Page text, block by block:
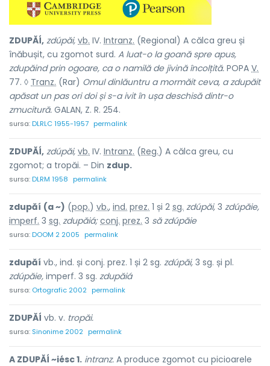
ZDUPĂÍ, zdúpăi, vb. IV. Intranz. (Regional) A călca greu și
înăbușit, cu zgomot surd. A luat-o la goană spre apus,
zdupăind prin ogoare, ca o namilă de jivină încolțită. POPA V.
77. ◊ Tranz. (Rar) Omul dinlăuntru a mormăit ceva, a zdupăit
apăsat un pas ori doi și s-a ivit în ușa deschisă dintr-o
zmucitură. GALAN, Z. R. 254.
sursa:DLRLC 1955-1957 permalink
ZDUPĂÍ, zdúpăi, vb. IV. Intranz. (Reg.) A călca greu, cu
zgomot; a tropăi. – Din zdup.
sursa:DLRM 1958 permalink
zdupăí (a ~) (pop.) vb., ind. prez. 1 și 2 sg. zdúpăi, 3 zdúpăie,
imperf. 3 sg. zdupăiá; conj. prez. 3 să zdúpăie
sursa:DOOM 2 2005 permalink
zdupăí vb., ind. și conj. prez. 1 și 2 sg. zdúpăi, 3 sg. și pl.
zdúpăie, imperf. 3 sg. zdupăiá
sursa: Ortografic 2002 permalink
ZDUPĂÍ vb. v. tropăi.
sursa: Sinonime 2002 permalink
A ZDUPĂÍ ~iésc 1. intranz. A produce zgomot cu picioarele